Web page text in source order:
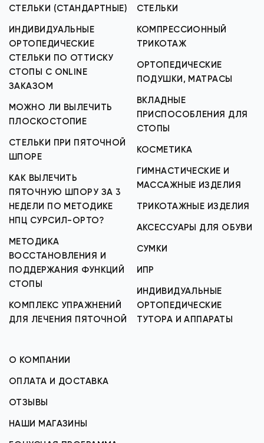
СТЕЛЬКИ (СТАНДАРТНЫЕ)
ИНДИВИДУАЛЬНЫЕ
ОРТОПЕДИЧЕСКИЕ
СТЕЛЬКИ ПО ОТТИСКУ
СТОПЫ С ONLINE
ЗАКАЗОМ
МОЖНО ЛИ ВЫЛЕЧИТЬ
ПЛОСКОСТОПИЕ
СТЕЛЬКИ ПРИ ПЯТОЧНОЙ
ШПОРЕ
КАК ВЫЛЕЧИТЬ
ПЯТОЧНУЮ ШПОРУ ЗА 3
НЕДЕЛИ ПО МЕТОДИКЕ
НПЦ СУРСИЛ-ОРТО?
МЕТОДИКА
ВОССТАНОВЛЕНИЯ И
ПОДДЕРЖАНИЯ ФУНКЦИЙ
СТОПЫ
КОМПЛЕКС УПРАЖНЕНИЙ
ДЛЯ ЛЕЧЕНИЯ ПЯТОЧНОЙ
СТЕЛЬКИ
КОМПРЕССИОННЫЙ
ТРИКОТАЖ
ОРТОПЕДИЧЕСКИЕ
ПОДУШКИ, МАТРАСЫ
ВКЛАДНЫЕ
ПРИСПОСОБЛЕНИЯ ДЛЯ
СТОПЫ
КОСМЕТИКА
ГИМНАСТИЧЕСКИЕ И
МАССАЖНЫЕ ИЗДЕЛИЯ
ТРИКОТАЖНЫЕ ИЗДЕЛИЯ
АКСЕССУАРЫ ДЛЯ ОБУВИ
СУМКИ
ИПР
ИНДИВИДУАЛЬНЫЕ
ОРТОПЕДИЧЕСКИЕ
ТУТОРА И АППАРАТЫ
О КОМПАНИИ
ОПЛАТА И ДОСТАВКА
ОТЗЫВЫ
НАШИ МАГАЗИНЫ